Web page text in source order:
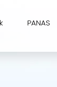
PANAS